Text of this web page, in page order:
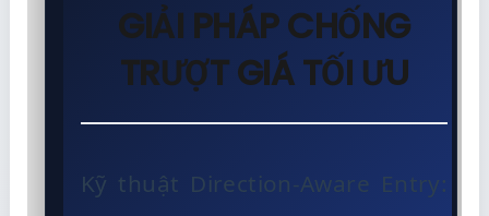
GIẢI PHÁP CHỐNG
TRƯỢT GIÁ TỐI ƯU
Kỹ thuật Direction-Aware Entry: